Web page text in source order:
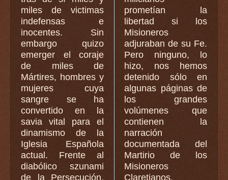
miles de victimas
indefensas e
inocentes. Sin
embargo quizo
emerger el coraje
de miles de
Mártires, hombres y
mujeres cuya
sangre se ha
convertido en la
savia vital para el
dinamismo de la
Iglesia Española
actual. Frente al
diabólico szunami
de la Persecución,
prometían la
libertad si los
Misioneros
adjuraban de su Fe.
Pero ninguno, lo
hizo, nos hemos
detenido sólo en
algunas páginas de
los grandes
volúmenes que
contienen la
narración
documentada del
Martirio de los
Misioneros
Claretianos.